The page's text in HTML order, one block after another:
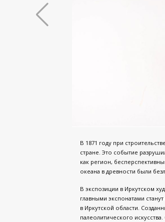
В 1871 году при
стране. Это событие
как регион,
океана в древности были
В экспозиции в Иркутском
главными экспонатами
в Иркутской области.
палеолитического